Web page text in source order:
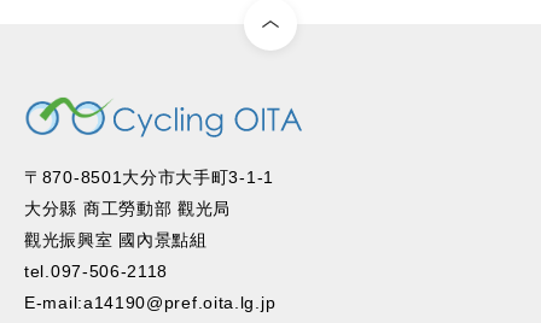
〒870-8501大分市大手町3-1-1
大分縣 商工勞動部 觀光局
觀光振興室 國內景點組
tel.097-506-2118
E-mail:a14190@pref.oita.lg.jp